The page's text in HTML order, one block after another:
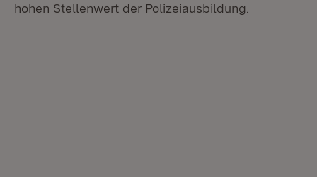
hohen Stellenwert der Polizeiausbildung.